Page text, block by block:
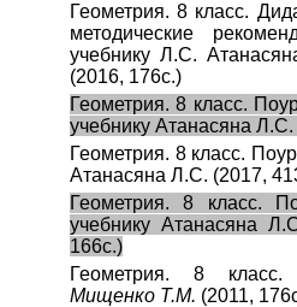
Геометрия. 8 класс.
методические
учебнику Л.С.
(2016, 176с.)
Геометрия. 8 класс.
учебнику Атанасяна Л.С.
Геометрия. 8 класс.
Атанасяна Л.С. (2017,
Геометрия. 8 класс.
учебнику Атанасяна
166с.)
Геометрия. 8 класс.
Мищенко Т.М. (2011,